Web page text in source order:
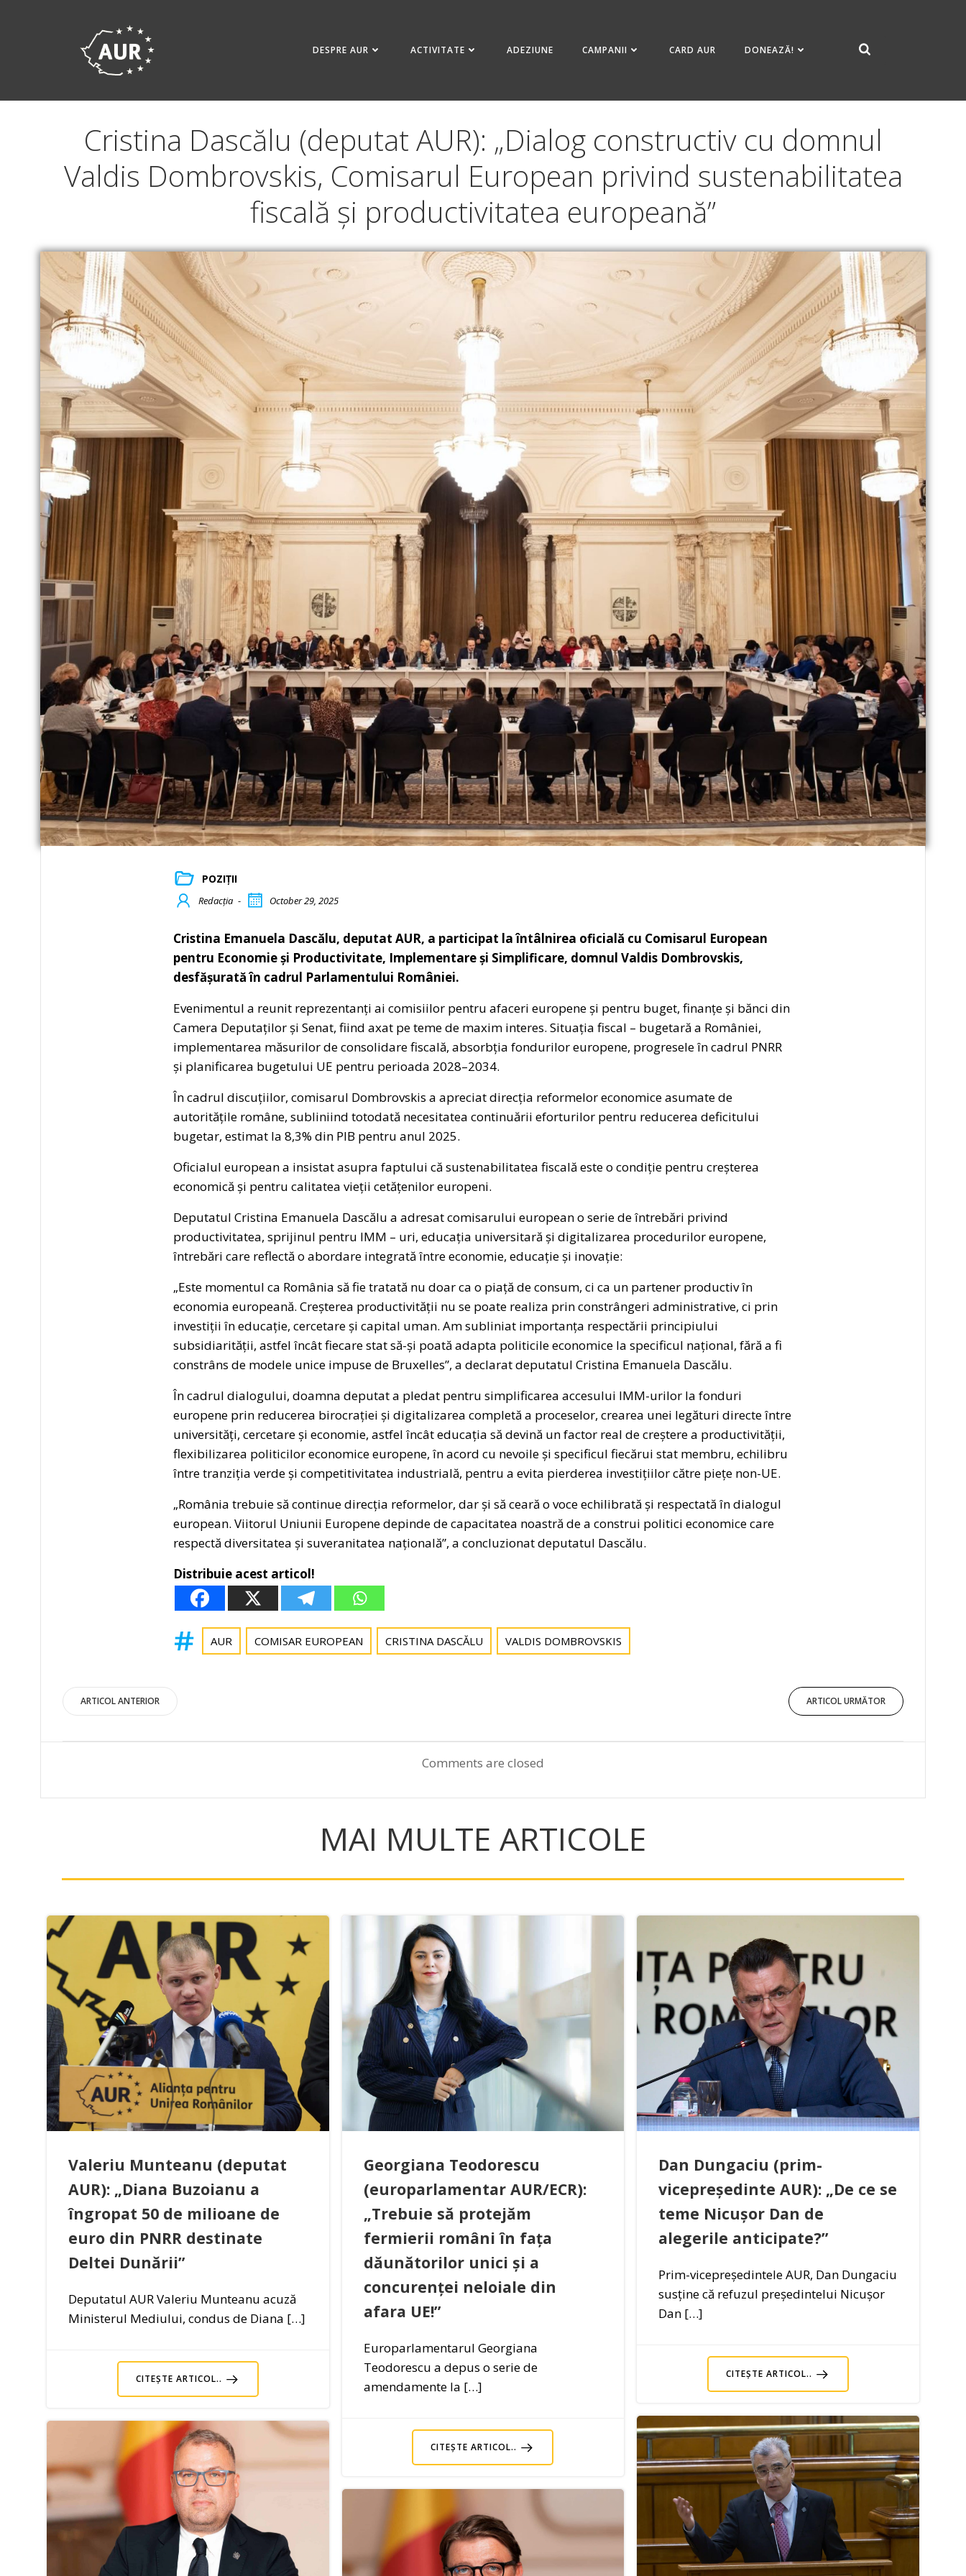
DESPRE AUR ACTIVITATE ADEZIUNE CAMPANII CARD AUR DONEAZĂ!
Cristina Dascălu (deputat AUR): „Dialog constructiv cu domnul
Valdis Dombrovskis, Comisarul European privind sustenabilitatea
fiscală și productivitatea europeană”
POZIȚII
Redacția - October 29, 2025
Cristina Emanuela Dascălu, deputat AUR, a participat la întâlnirea oficială cu Comisarul European
pentru Economie și Productivitate, Implementare și Simplificare, domnul Valdis Dombrovskis,
desfășurată în cadrul Parlamentului României.
Evenimentul a reunit reprezentanți ai comisiilor pentru afaceri europene și pentru buget, finanțe și bănci din
Camera Deputaților și Senat, fiind axat pe teme de maxim interes. Situația fiscal – bugetară a României,
implementarea măsurilor de consolidare fiscală, absorbția fondurilor europene, progresele în cadrul PNRR
și planificarea bugetului UE pentru perioada 2028–2034.
În cadrul discuțiilor, comisarul Dombrovskis a apreciat direcția reformelor economice asumate de
autoritățile române, subliniind totodată necesitatea continuării eforturilor pentru reducerea deficitului
bugetar, estimat la 8,3% din PIB pentru anul 2025.
Oficialul european a insistat asupra faptului că sustenabilitatea fiscală este o condiție pentru creșterea
economică și pentru calitatea vieții cetățenilor europeni.
Deputatul Cristina Emanuela Dascălu a adresat comisarului european o serie de întrebări privind
productivitatea, sprijinul pentru IMM – uri, educația universitară și digitalizarea procedurilor europene,
întrebări care reflectă o abordare integrată între economie, educație și inovație:
„Este momentul ca România să fie tratată nu doar ca o piață de consum, ci ca un partener productiv în
economia europeană. Creșterea productivității nu se poate realiza prin constrângeri administrative, ci prin
investiții în educație, cercetare și capital uman. Am subliniat importanța respectării principiului
subsidiarității, astfel încât fiecare stat să-și poată adapta politicile economice la specificul național, fără a fi
constrâns de modele unice impuse de Bruxelles”, a declarat deputatul Cristina Emanuela Dascălu.
În cadrul dialogului, doamna deputat a pledat pentru simplificarea accesului IMM-urilor la fonduri
europene prin reducerea birocrației și digitalizarea completă a proceselor, crearea unei legături directe între
universități, cercetare și economie, astfel încât educația să devină un factor real de creștere a productivității,
flexibilizarea politicilor economice europene, în acord cu nevoile și specificul fiecărui stat membru, echilibru
între tranziția verde și competitivitatea industrială, pentru a evita pierderea investițiilor către piețe non-UE.
„România trebuie să continue direcția reformelor, dar și să ceară o voce echilibrată și respectată în dialogul
european. Viitorul Uniunii Europene depinde de capacitatea noastră de a construi politici economice care
respectă diversitatea și suveranitatea națională”, a concluzionat deputatul Dascălu.
Distribuie acest articol!
AUR COMISAR EUROPEAN CRISTINA DASCĂLU VALDIS DOMBROVSKIS
Post
navigation
ARTICOL ANTERIOR
navigation
ARTICOL URMĂTOR
Comments are closed
MAI MULTE ARTICOLE
Valeriu Munteanu (deputat
AUR): „Diana Buzoianu a
îngropat 50 de milioane de
euro din PNRR destinate
Deltei Dunării”
Deputatul AUR Valeriu Munteanu acuză
Ministerul Mediului, condus de Diana […]
CITEȘTE ARTICOL..
Georgiana Teodorescu
(europarlamentar AUR/ECR):
„Trebuie să protejăm
fermierii români în fața
dăunătorilor unici și a
concurenței neloiale din
afara UE!”
Europarlamentarul Georgiana
Teodorescu a depus o serie de
amendamente la […]
CITEȘTE ARTICOL..
Dan Dungaciu (prim-
vicepreședinte AUR): „De ce se
teme Nicușor Dan de
alegerile anticipate?”
Prim-vicepreședintele AUR, Dan Dungaciu
susține că refuzul președintelui Nicușor
Dan […]
CITEȘTE ARTICOL..